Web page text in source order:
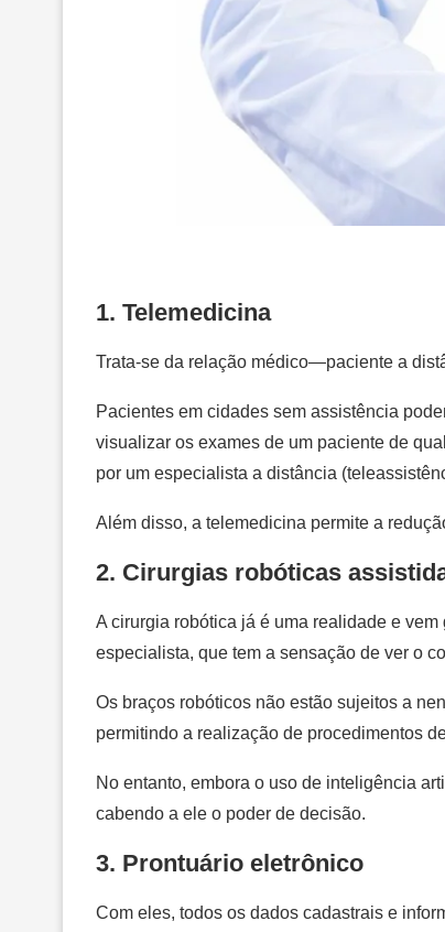
1. Telemedicina
Trata-se da relação médico—paciente a
Pacientes em cidades sem assistência
visualizar os exames de um paciente de
por um especialista a distância
Além disso, a telemedicina permite a
2. Cirurgias robóticas
A cirurgia robótica já é uma realidade e
especialista, que tem a sensação de ver o
Os braços robóticos não estão sujeitos a
permitindo a realização de procedimentos
No entanto, embora o uso de inteligência
cabendo a ele o poder de decisão.
3. Prontuário eletrônico
Com eles, todos os dados cadastrais e